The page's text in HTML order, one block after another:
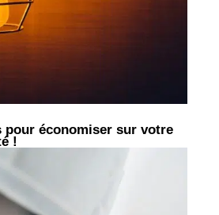
pour économiser sur votre
!